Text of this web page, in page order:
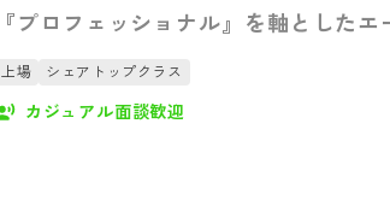
『プロフェッショナル』を軸とした
上場 シェアトップクラス
カジュアル面談歓迎